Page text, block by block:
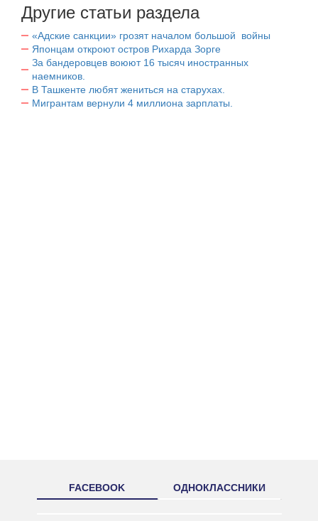
Другие статьи раздела
«Адские санкции» грозят началом большой войны
Японцам откроют остров Рихарда Зорге
За бандеровцев воюют 16 тысяч иностранных
наемников.
В Ташкенте любят жениться на старухах.
Мигрантам вернули 4 миллиона зарплаты.
FACEBOOK ОДНОКЛАССНИКИ